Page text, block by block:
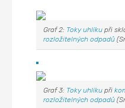
Graf 2: Toky uhlíkupři
rozložitelných odpadů
Graf 3: Toky uhlíkupři
rozložitelných odpadů